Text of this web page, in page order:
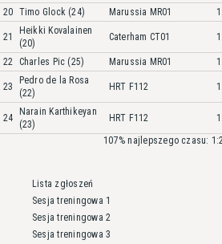
20 Timo Glock (24) Marussia MR01
21
Heikki Kovalainen
(20)
Caterham CT01
22 Charles Pic (25) Marussia MR01
23
Pedro de la Rosa
(22)
HRT F112
24
Narain Karthikeyan
(23)
HRT F112
107% najlepszego czasu:
Lista zgłoszeń
Sesja treningowa 1
Sesja treningowa 2
Sesja treningowa 3